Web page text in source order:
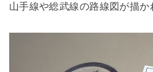
山手線や総武線の路線図が描か